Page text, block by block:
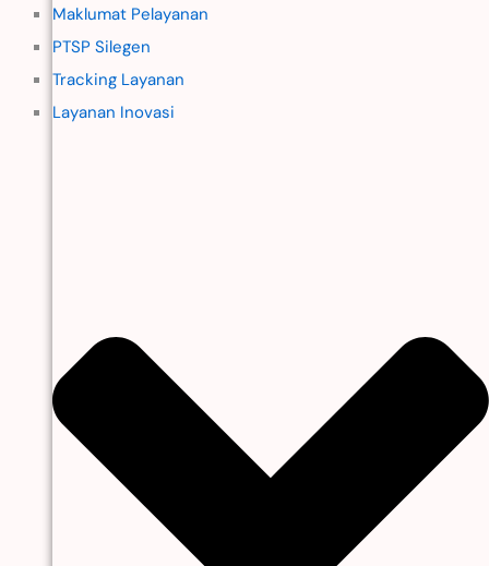
Maklumat Pelayanan
PTSP Silegen
Tracking Layanan
Layanan Inovasi